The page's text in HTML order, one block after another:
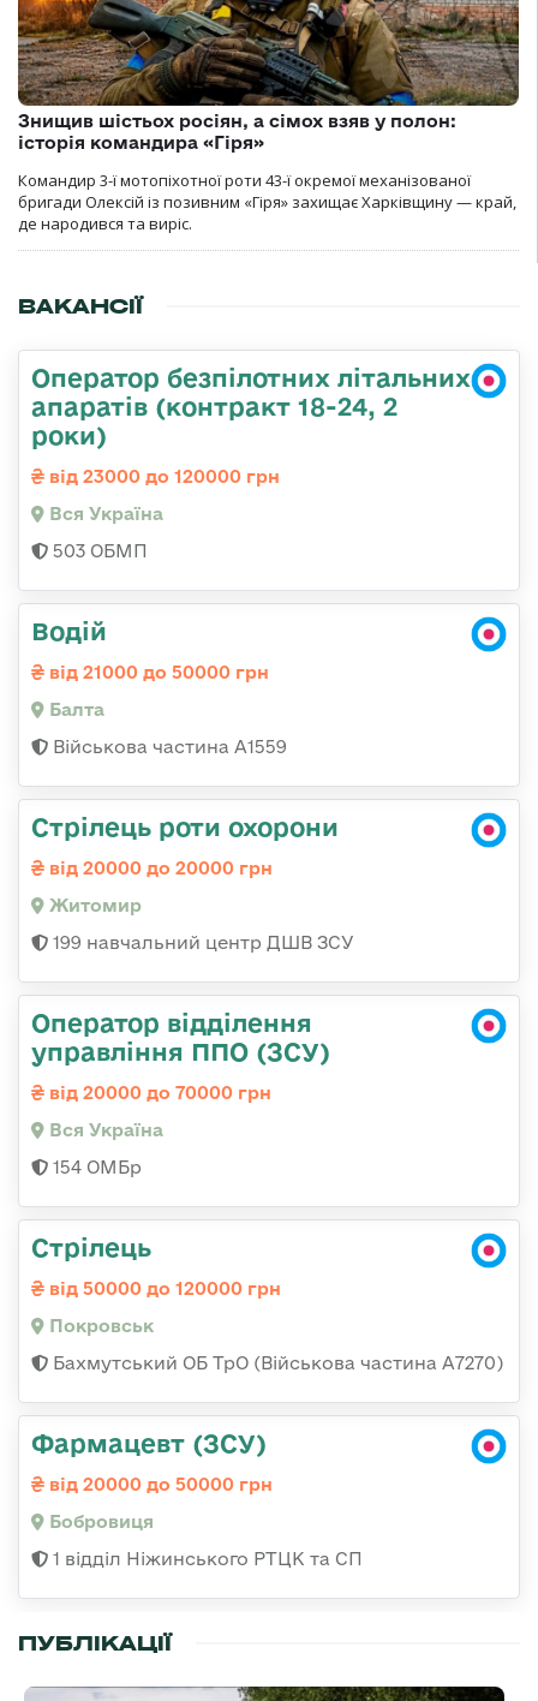
Знищив шістьох росіян, а сімох взяв у полон:
історія командира «Гіря»
Командир 3-ї мотопіхотної роти 43-ї окремої механізованої
бригади Олексій із позивним «Гіря» захищає Харківщину — край,
де народився та виріс.
ВАКАНСІЇ
Оператор безпілотних літальних
апаратів (контракт 18-24, 2
роки)
від 23000 до 120000 грн
Вся Україна
503 ОБМП
Водій
від 21000 до 50000 грн
Балта
Військова частина А1559
Стрілець роти охорони
від 20000 до 20000 грн
Житомир
199 навчальний центр ДШВ ЗСУ
Оператор відділення
управління ППО (ЗСУ)
від 20000 до 70000 грн
Вся Україна
154 ОМБр
Стрілець
від 50000 до 120000 грн
Покровськ
Бахмутський ОБ ТрО (Військова частина А7270)
Фармацевт (ЗСУ)
від 20000 до 50000 грн
Бобровиця
1 відділ Ніжинського РТЦК та СП
ПУБЛІКАЦІЇ